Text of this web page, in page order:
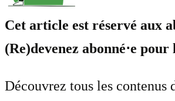
Cet article est réservé aux
(Re)devenez abonné⋅e
Découvrez tous les contenus